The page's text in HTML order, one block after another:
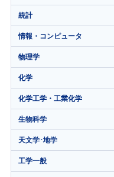
統計
情報・コンピュータ
物理学
化学
化学工学・工業化学
生物科学
天文学･地学
工学一般